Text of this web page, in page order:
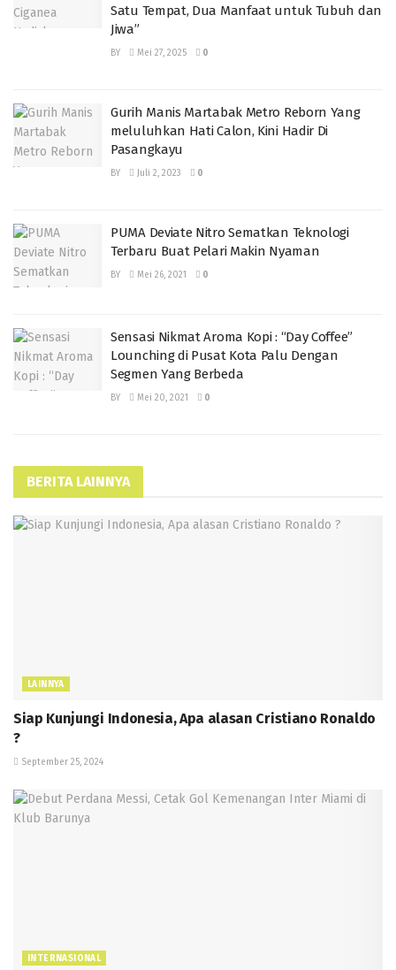
Satu Tempat, Dua Manfaat untuk Tubuh dan
Jiwa”
BY Mei 27, 2025 0
Gurih Manis Martabak Metro Reborn Yang
meluluhkan Hati Calon, Kini Hadir Di
Pasangkayu
BY Juli 2, 2023 0
PUMA Deviate Nitro Sematkan Teknologi
Terbaru Buat Pelari Makin Nyaman
BY Mei 26, 2021 0
Sensasi Nikmat Aroma Kopi : “Day Coffee”
Lounching di Pusat Kota Palu Dengan
Segmen Yang Berbeda
BY Mei 20, 2021 0
BERITA LAINNYA
LAINNYA
Siap Kunjungi Indonesia, Apa alasan Cristiano Ronaldo
?
September 25, 2024
INTERNASIONAL